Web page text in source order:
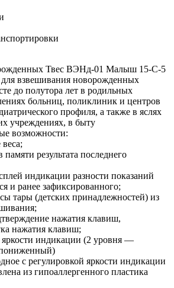
Твес ВЭНд-01 Малыш 15-С-5
взвешивания новорожденных
до полутора лет в родильных
больниц, поликлиник и центров
профиля, а также в яслях
учреждениях, в быту
возможности:
результата последнего
индикации разности показаний
и ранее зафиксированного;
тары (детских принадлежностей) из
нажатия клавиш,
нажатия клавиш;
индикации (2 уровня —
с регулировкой яркости индикации
из гипоаллергенного пластика